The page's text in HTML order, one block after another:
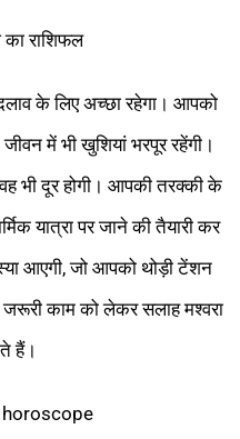
राशिफल
के लिए अच्छा रहेगा। आपको
में भी खुशियां भरपूर रहेंगी।
भी दूर होगी। आपकी तरक्की के
यात्रा पर जाने की तैयारी कर
आएगी, जो आपको थोड़ी टेंशन
काम को लेकर सलाह मश्वरा
हैं।